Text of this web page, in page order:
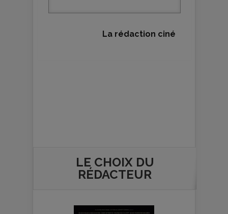
La rédaction ciné
LE CHOIX DU
RÉDACTEUR